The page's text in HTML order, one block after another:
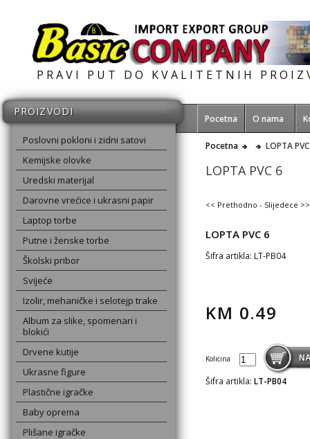
PRAVI PUT DO KVALITETNIH
Pocetna O nama
PROIZVODI
Poslovni pokloni i zidni satovi
Kemijske olovke
Uredski materijal
Darovne vrećice i ukrasni papir
Laptop torbe
Putne i ženske torbe
Školski pribor
Svijeće
Izolir, mehaničke i selotejp trake
Album za slike, spomenari i
blokići
Drvene kutije
Ukrasne figure
Plastične igračke
Baby oprema
Plišane igračke
Pocetna LOPTA
LOPTA PVC 6
<< Prethodno - Slijedece >>
LOPTA PVC 6
Šifra artikla: LT-PB04
KM 0.49
Kolicina
Šifra artikla: LT-PB04